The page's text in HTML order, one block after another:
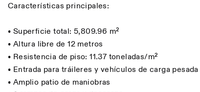
Características principales:
• Superficie total: 5,809.96 m²
• Altura libre de 12 metros
• Resistencia de piso: 11.37 toneladas/m²
• Entrada para tráileres y vehículos de carga pesada
• Amplio patio de maniobras